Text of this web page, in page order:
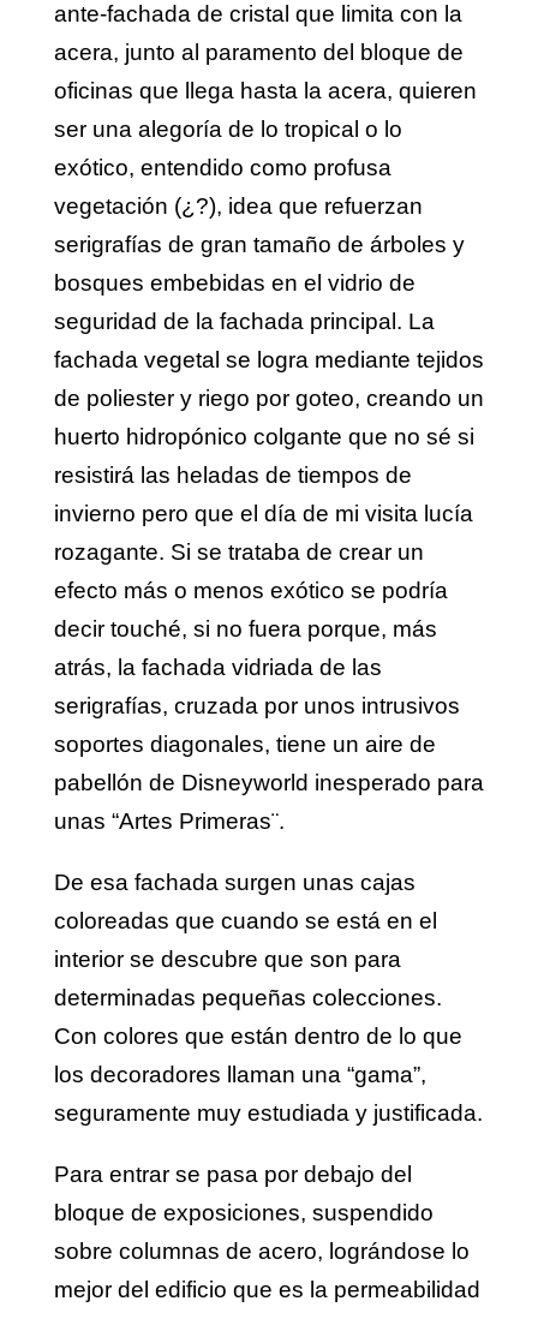
ante-fachada de cristal que limita con la
acera, junto al paramento del bloque de
oficinas que llega hasta la acera, quieren
ser una alegoría de lo tropical o lo
exótico, entendido como profusa
vegetación (¿?), idea que refuerzan
serigrafías de gran tamaño de árboles y
bosques embebidas en el vidrio de
seguridad de la fachada principal. La
fachada vegetal se logra mediante tejidos
de poliester y riego por goteo, creando un
huerto hidropónico colgante que no sé si
resistirá las heladas de tiempos de
invierno pero que el día de mi visita lucía
rozagante. Si se trataba de crear un
efecto más o menos exótico se podría
decir touché, si no fuera porque, más
atrás, la fachada vidriada de las
serigrafías, cruzada por unos intrusivos
soportes diagonales, tiene un aire de
pabellón de Disneyworld inesperado para
unas “Artes Primeras¨.
De esa fachada surgen unas cajas
coloreadas que cuando se está en el
interior se descubre que son para
determinadas pequeñas colecciones.
Con colores que están dentro de lo que
los decoradores llaman una “gama”,
seguramente muy estudiada y justificada.
Para entrar se pasa por debajo del
bloque de exposiciones, suspendido
sobre columnas de acero, lográndose lo
mejor del edificio que es la permeabilidad